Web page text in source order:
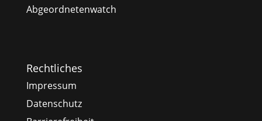
Abgeordnetenwatch
Rechtliches
Impressum
Datenschutz